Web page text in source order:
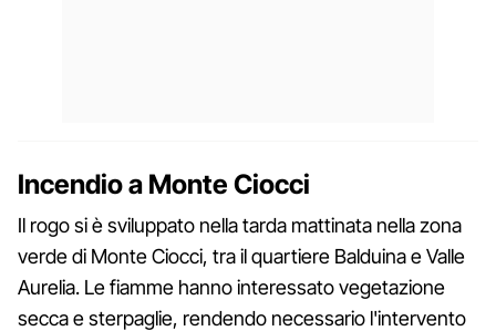
Incendio a Monte Ciocci
Il rogo si è sviluppato nella tarda mattinata nella zona
verde di Monte Ciocci, tra il quartiere Balduina e Valle
Aurelia. Le fiamme hanno interessato vegetazione
secca e sterpaglie, rendendo necessario l'intervento